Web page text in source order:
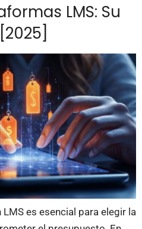
LMS: Su
es esencial para elegir la